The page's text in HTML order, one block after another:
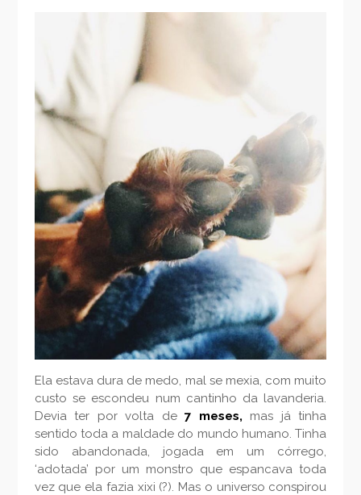
Ela estava dura de medo, mal se mexia, com muito
custo se escondeu num cantinho da lavanderia.
Devia ter por volta de7 meses, mas já tinha
sentido toda a maldade do mundo humano. Tinha
sido abandonada, jogada em um córrego,
‘adotada’ por um monstro que espancava toda
vez que ela fazia xixi (?). Mas o universo conspirou